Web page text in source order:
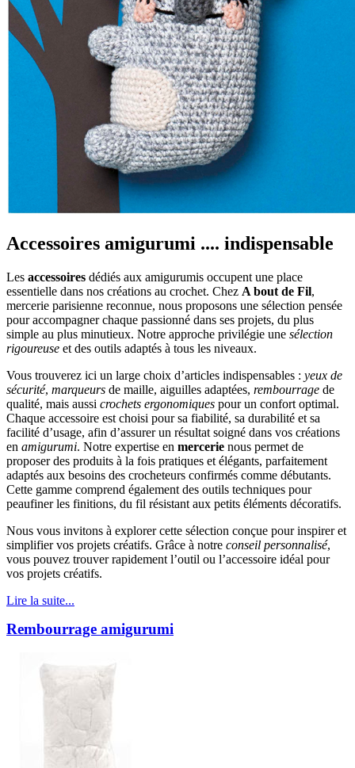
Accessoires amigurumi .... indispensable
Les accessoires dédiés aux amigurumis occupent une place
essentielle dans nos créations au crochet. Chez A bout de Fil,
mercerie parisienne reconnue, nous proposons une sélection pensée
pour accompagner chaque passionné dans ses projets, du plus
simple au plus minutieux. Notre approche privilégie une sélection
rigoureuse et des outils adaptés à tous les niveaux.
Vous trouverez ici un large choix d’articles indispensables : yeux de
sécurité, marqueurs de maille, aiguilles adaptées, rembourrage de
qualité, mais aussi crochets ergonomiques pour un confort optimal.
Chaque accessoire est choisi pour sa fiabilité, sa durabilité et sa
facilité d’usage, afin d’assurer un résultat soigné dans vos créations
en amigurumi. Notre expertise en mercerie nous permet de
proposer des produits à la fois pratiques et élégants, parfaitement
adaptés aux besoins des crocheteurs confirmés comme débutants.
Cette gamme comprend également des outils techniques pour
peaufiner les finitions, du fil résistant aux petits éléments décoratifs.
Nous vous invitons à explorer cette sélection conçue pour inspirer et
simplifier vos projets créatifs. Grâce à notre conseil personnalisé,
vous pouvez trouver rapidement l’outil ou l’accessoire idéal pour
vos projets créatifs.
Lire la suite...
Rembourrage amigurumi